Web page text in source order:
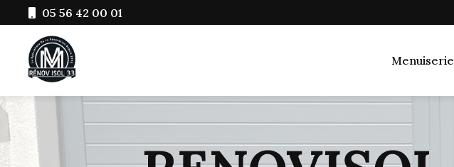
au
contenu
principal
05 56 42 00 01
Menuiserie